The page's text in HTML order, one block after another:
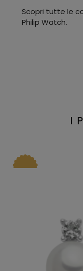
Scopri tutte le
Philip Watch.
I